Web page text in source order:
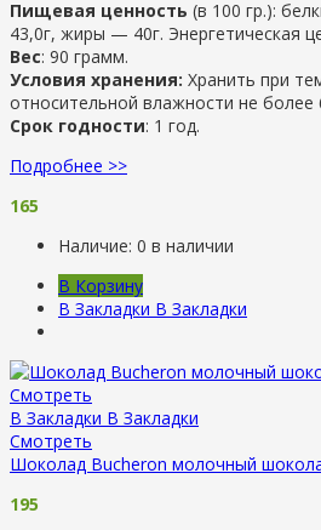
Пищевая ценность (в 100 гр.):
43,0г, жиры — 40г. Энергетическая
Вес: 90 грамм.
Условия хранения: Хранить при
относительной влажности не более
Срок годности: 1 год.
Подробнее >>
165
Наличие: 0 в наличии
В Корзину
В Закладки В Закладки
Смотреть
В Закладки В Закладки
Смотреть
Шоколад Bucheron молочный
195